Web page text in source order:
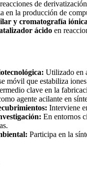
de
en la producción de
y cromatografía iónica
ácido en
Utilizado en
móvil que estabiliza
clave en la
agente acilante en
Interviene
En entornos
Participa en la